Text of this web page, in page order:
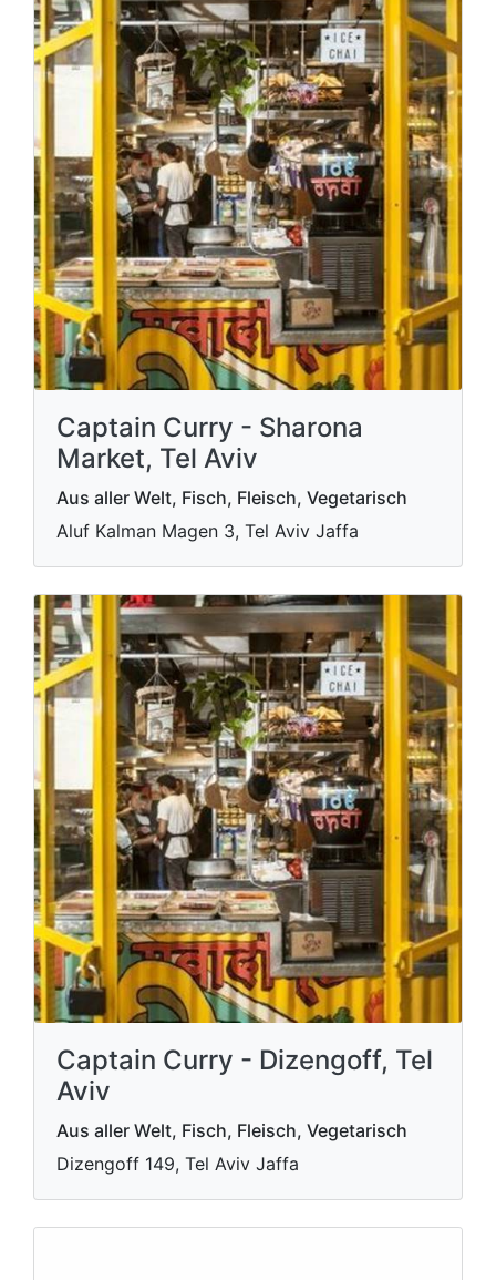
Captain Curry - Sharona
Market, Tel Aviv
Aus aller Welt, Fisch, Fleisch, Vegetarisch
Aluf Kalman Magen 3, Tel Aviv Jaffa
Captain Curry - Dizengoff, Tel
Aviv
Aus aller Welt, Fisch, Fleisch, Vegetarisch
Dizengoff 149, Tel Aviv Jaffa